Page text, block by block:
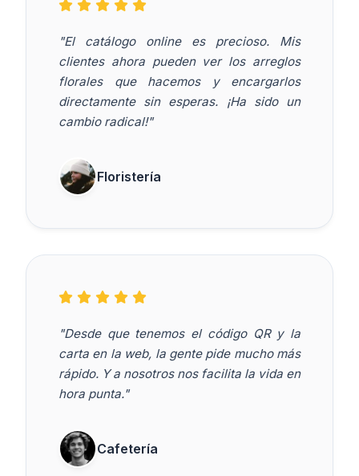
"El catálogo online es precioso. Mis
clientes ahora pueden ver los arreglos
florales que hacemos y encargarlos
directamente sin esperas. ¡Ha sido un
cambio radical!"
Floristería
"Desde que tenemos el código QR y la
carta en la web, la gente pide mucho más
rápido. Y a nosotros nos facilita la vida en
hora punta."
Cafetería